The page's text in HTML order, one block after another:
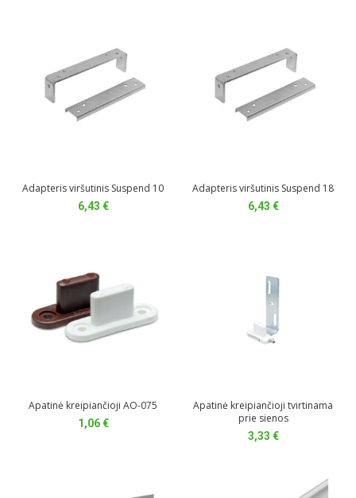
Adapteris viršutinis Suspend 10
6,43 €
Adapteris viršutinis Suspend 18
6,43 €
Apatinė kreipiančioji AO-075
1,06€
Apatinė kreipiančioji tvirtinama
prie sienos
3,33 €